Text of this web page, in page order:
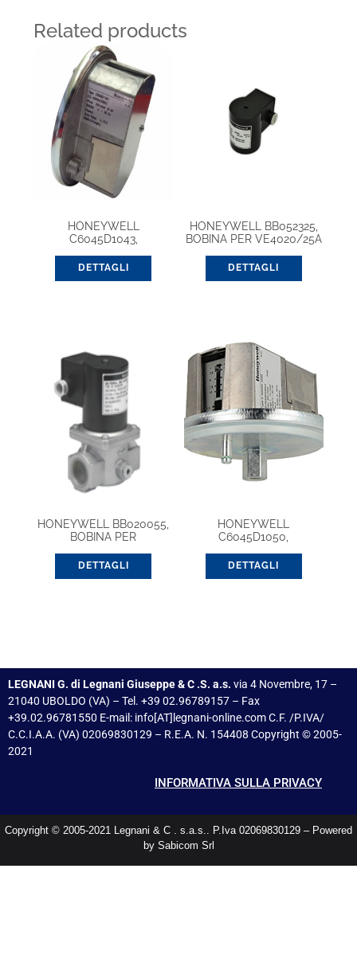
Related products
HONEYWELL
C6045D1043,
ARIA/GAS
DETTAGLI
HONEYWELL BB052325,
BOBINA PER VE4020/25A
DETTAGLI
HONEYWELL BB020055,
BOBINA PER
DETTAGLI
HONEYWELL
C6045D1050,
ARIA/GAS
DETTAGLI
LEGNANI G. di Legnani Giuseppe & C .S. a.s. via 4 Novembre, 17 –
21040 UBOLDO (VA) – Tel. +39 02.96789157 – Fax
+39.02.96781550 E-mail: info[AT]legnani-online.com C.F. /P.IVA/
C.C.I.A.A. (VA) 02069830129 – R.E.A. N. 154408 Copyright © 2005-
2021
INFORMATIVA SULLA PRIVACY
Copyright © 2005-2021 Legnani & C . s.a.s.. P.Iva 02069830129 – Powered
by Sabicom Srl